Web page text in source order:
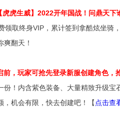
虎生威】 2022开年国战！问鼎天下
领取终身VIP，累计签到拿酷炫坐骑
翻天！
，玩家可抢先登录新服创建角色，
份！内含紫色装备、大量精致升级
，机会有限，快去创建吧！【 点击查